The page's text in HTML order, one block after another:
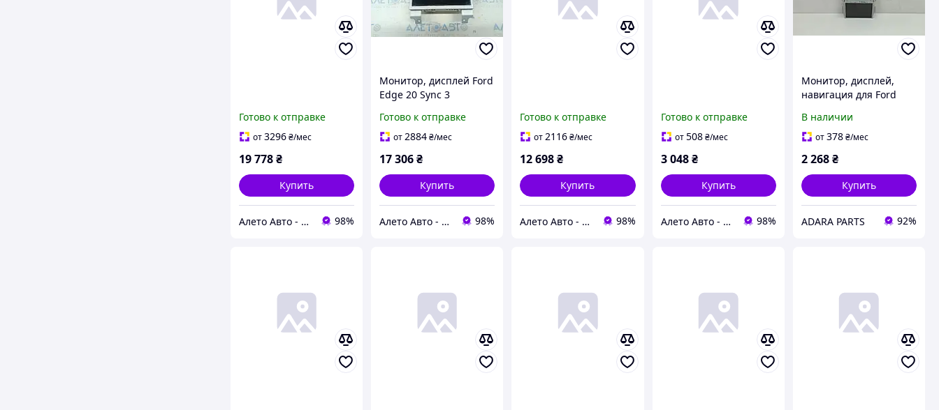
Готово к отправке
от3296₴/мес
19 778₴
Купить
Алето Авто - запчасти на авто из США 98%
Монитор, дисплей Ford
Edge 20 Sync 3
Готово к отправке
от2884₴/мес
17 306₴
Купить
Алето Авто - запчасти на авто из США 98%
Готово к отправке
от2116₴/мес
12 698₴
Купить
Алето Авто - запчасти на авто из США 98%
Готово к отправке
от508 ₴/мес
3 048 ₴
Купить
Алето Авто - запчасти на авто из США 98%
Монитор, дисплей,
навигация для Ford
gen C520)
(CJ5Z10D885FB)
В наличии
от378₴/мес
2 268₴
Купить
ADARA PARTS 92%